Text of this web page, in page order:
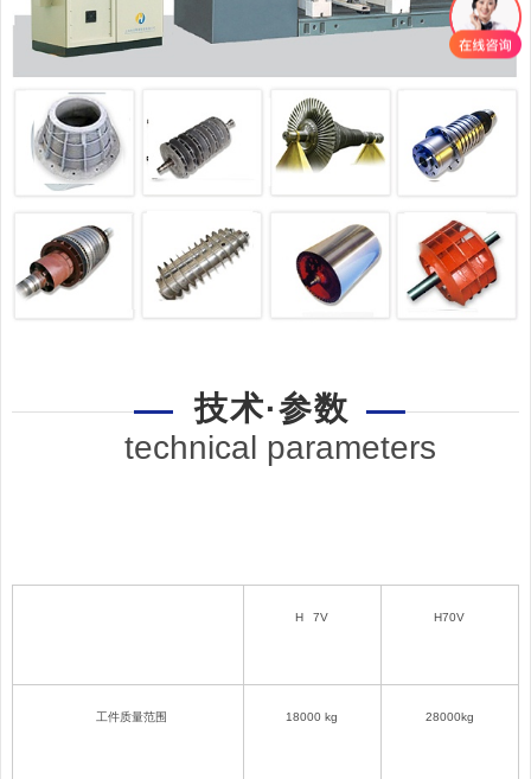
技术·参数
technical parameters
H 7V H70V
工件质量范围 18000 kg 28000kg